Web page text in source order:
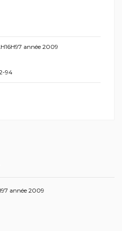
année 2009
94
année 2009